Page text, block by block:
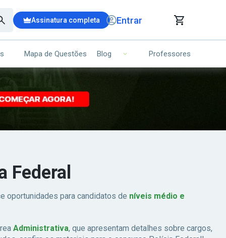
Assinatura completa Entrar
DE COMPRAS
(00)
Seu carrinho ainda está vazio.
Mapa de Questões Blog Professores
Federal
oportunidades para candidatos de níveis médio e
Administrativa, que apresentam detalhes sobre cargos,